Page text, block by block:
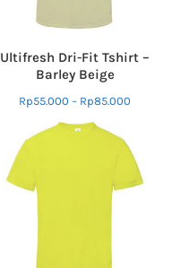
Ultifresh Dri-Fit Tshirt –
Barley Beige
Rp55.000 – Rp85.000